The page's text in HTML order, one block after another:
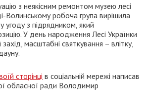
з неякісним ремонтом музею лесі
Волинському робоча група вирішила
угоду з підрядником, який
У день народження Лесі Українки
масштабні святкування – влітку,
сторінці в соціальній мережі написав
обласної ради Володимир